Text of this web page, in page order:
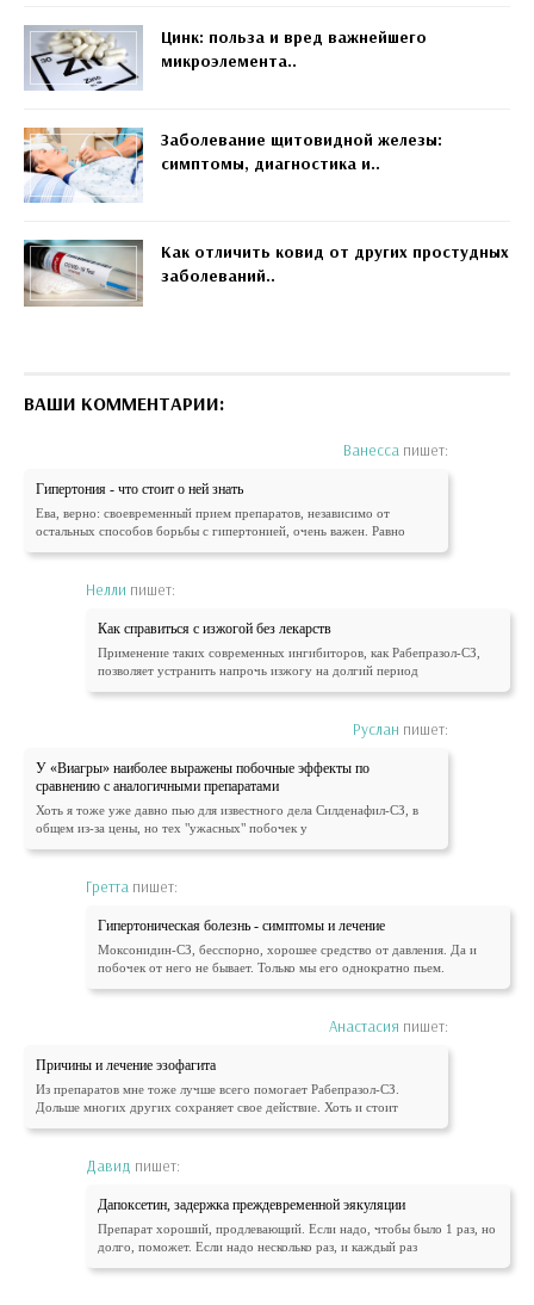
Цинк: польза и вред важнейшего
микроэлемента..
Заболевание щитовидной железы:
симптомы, диагностика и..
Как отличить ковид от других простудных
заболеваний..
ВАШИ КОММЕНТАРИИ:
Ванесса пишет:
Гипертония - что стоит о ней знать
Ева, верно: своевременный прием препаратов, независимо от
остальных способов борьбы с гипертонией, очень важен. Равно
Нелли пишет:
Как справиться с изжогой без лекарств
Применение таких современных ингибиторов, как Рабепразол-СЗ,
позволяет устранить напрочь изжогу на долгий период
Руслан пишет:
У «Виагры» наиболее выражены побочные эффекты по
сравнению с аналогичными препаратами
Хоть я тоже уже давно пью для известного дела Силденафил-СЗ, в
общем из-за цены, но тех "ужасных" побочек у
Гретта пишет:
Гипертоническая болезнь - симптомы и лечение
Моксонидин-СЗ, бесспорно, хорошее средство от давления. Да и
побочек от него не бывает. Только мы его однократно пьем.
Анастасия пишет:
Причины и лечение эзофагита
Из препаратов мне тоже лучше всего помогает Рабепразол-СЗ.
Дольше многих других сохраняет свое действие. Хоть и стоит
Давид пишет:
Дапоксетин, задержка преждевременной эякуляции
Препарат хороший, продлевающий. Если надо, чтобы было 1 раз, но
долго, поможет. Если надо несколько раз, и каждый раз